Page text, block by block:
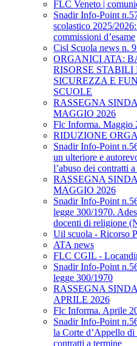
FLC Veneto |
Snadir Info-Point
scolastico 2025/
commissioni d’esame
Cisl Scuola news n.
ORGANICI ATA:
RISORSE
SICUREZZA E
SCUOLE
RASSEGNA
MAGGIO 2026
Flc Informa. Maggio
RIDUZIONE
Snadir Info-Point
un ulteriore e
l’abuso dei contratti
RASSEGNA
MAGGIO 2026
Snadir Info-Point
legge 300/1970.
docenti di religione
Uil scuola - Ricorso
ATA news
FLC CGIL -
Snadir Info-Point
legge 300/1970
RASSEGNA
APRILE 2026
Flc Informa. Aprile
Snadir Info-Point
la Corte d’Appello di
contratti a termine